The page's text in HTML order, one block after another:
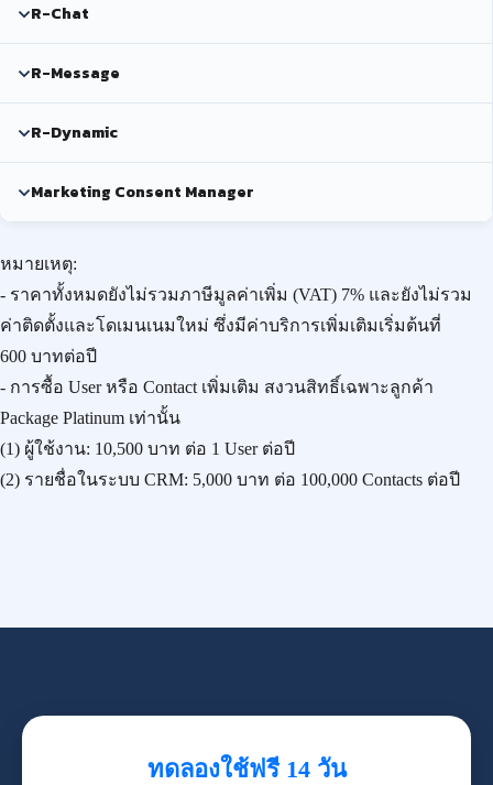
R-Chat
R-Message
R-Dynamic
Marketing Consent Manager
หมายเหตุ:
- ราคาทั้งหมดยังไม่รวมภาษีมูลค่าเพิ่ม (VAT) 7% และยังไม่รวม
ค่าติดตั้งและโดเมนเนมใหม่ ซึ่งมีค่าบริการเพิ่มเติมเริ่มต้นที่
600 บาทต่อปี
- การซื้อ User หรือ Contact เพิ่มเติม สงวนสิทธิ์เฉพาะลูกค้า
Package Platinum เท่านั้น
(1) ผู้ใช้งาน: 10,500 บาท ต่อ 1 User ต่อปี
(2) รายชื่อในระบบ CRM: 5,000 บาท ต่อ 100,000 Contacts ต่อปี
ทดลองใช้ฟรี 14 วัน